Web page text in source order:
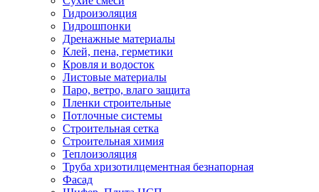
Гидроизоляция
Гидрошпонки
Дренажные материалы
Клей, пена, герметики
Кровля и водосток
Листовые материалы
Паро, ветро, влаго защита
Пленки строительные
Потлочные системы
Строительная сетка
Строительная химия
Теплоизоляция
Труба хризотилцементная безнапорная
Фасад